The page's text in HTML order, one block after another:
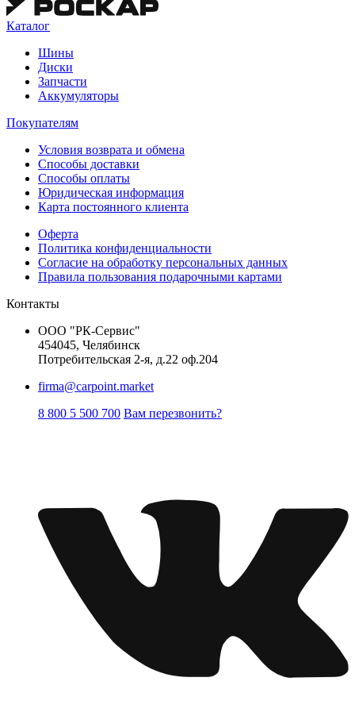
Каталог
Шины
Диски
Запчасти
Аккумуляторы
Покупателям
Условия возврата и обмена
Способы доставки
Способы оплаты
Юридическая информация
Карта постоянного клиента
Оферта
Политика конфиденциальности
Согласие на обработку персональных данных
Правила пользования подарочными картами
Контакты
ООО "РК-Сервис"
454045, Челябинск
Потребительская 2-я, д.22 оф.204
firma@carpoint.market
8 800 5 500 700 Вам перезвонить?